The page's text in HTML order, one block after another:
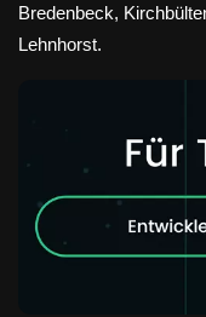
Bredenbeck,
Lehnhorst.